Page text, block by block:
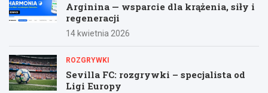
Arginina — wsparcie dla krążenia, siły i
regeneracji
14 kwietnia 2026
ROZGRYWKI
Sevilla FC: rozgrywki – specjalista od
Ligi Europy